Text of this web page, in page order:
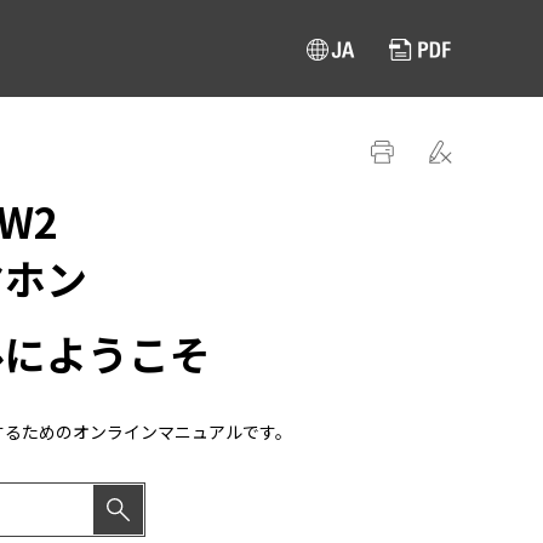
ン
ようこそ
ためのオンラインマニュアルです。